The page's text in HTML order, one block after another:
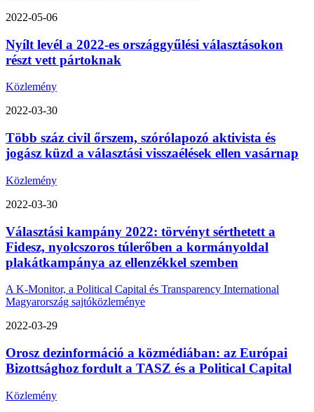
2022-05-06
Nyílt levél a 2022-es országgyűlési választásokon
részt vett pártoknak
Közlemény
2022-03-30
Több száz civil őrszem, szórólapozó aktivista és
jogász küzd a választási visszaélések ellen vasárnap
Közlemény
2022-03-30
Választási kampány 2022: törvényt sérthetett a
Fidesz, nyolcszoros túlerőben a kormányoldal
plakátkampánya az ellenzékkel szemben
A K-Monitor, a Political Capital és Transparency International
Magyarország sajtóközleménye
2022-03-29
Orosz dezinformáció a közmédiában: az Európai
Bizottsághoz fordult a TASZ és a Political Capital
Közlemény